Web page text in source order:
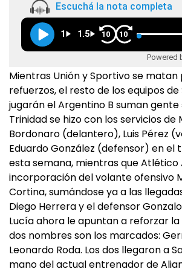
Escuchá la nota completa
1 1.5 10 10
Powered
Mientras Unión y Sportivo se matan
refuerzos, el resto de los equipos de
jugarán el Argentino B suman
Trinidad se hizo con los servicios de
Bordonaro (delantero), Luis Pérez
Eduardo González (defensor) en el
esta semana, mientras que Atlético
incorporación del volante ofensivo
Cortina, sumándose ya a las
Diego Herrera y el defensor
Lucía ahora le apuntan a reforzar
dos nombres son los marcados:
Leonardo Roda. Los dos llegaron a
mano del actual entrenador de